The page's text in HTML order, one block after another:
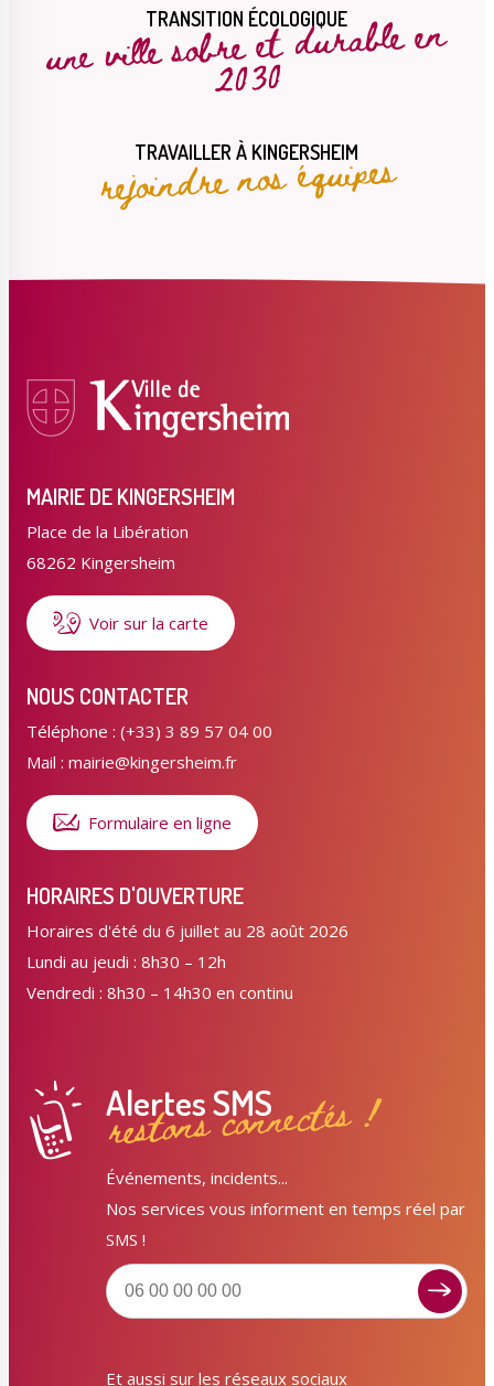
TRANSITION ÉCOLOGIQUE
une ville sobre et durable en
2030
TRAVAILLER À KINGERSHEIM
rejoindre nos équipes
MAIRIE DE KINGERSHEIM
Place de la Libération
68262 Kingersheim
Voir sur la carte
NOUS CONTACTER
Téléphone : (+33) 3 89 57 04 00
Mail : mairie@kingersheim.fr
Formulaire en ligne
HORAIRES D'OUVERTURE
Horaires d'été du 6 juillet au 28 août 2026
Lundi au jeudi : 8h30 – 12h
Vendredi : 8h30 – 14h30 en continu
Alertes SMS
restons connectés !
Événements, incidents...
Nos services vous informent en temps réel par
SMS !
Et aussi sur les réseaux sociaux